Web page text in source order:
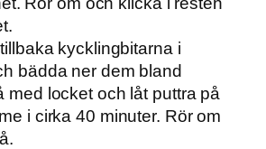
kycklingbitarna i
bädda ner dem bland
med locket och låt puttra på
i cirka 40 minuter. Rör om